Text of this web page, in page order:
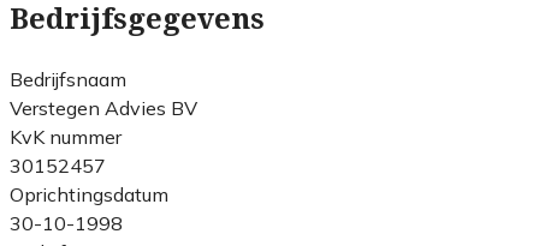
Bedrijfsgegevens
Bedrijfsnaam
Verstegen Advies BV
KvK nummer
30152457
Oprichtingsdatum
30-10-1998